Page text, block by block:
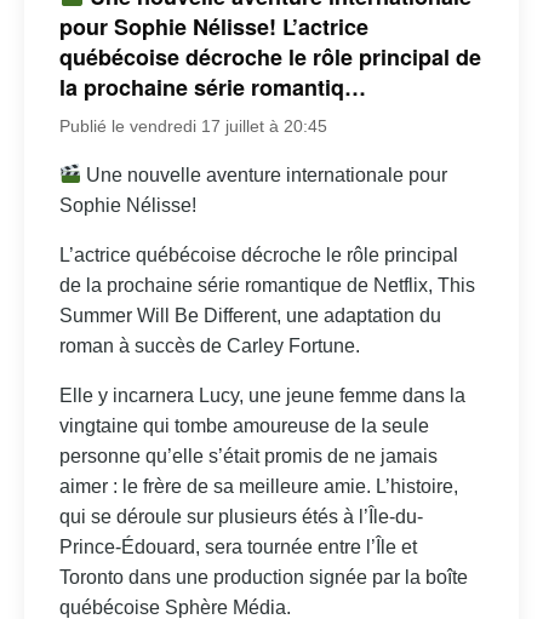
pour Sophie Nélisse! L’actrice
québécoise décroche le rôle principal de
la prochaine série romantiq…
Publié le vendredi 17 juillet à 20:45
Une nouvelle aventure internationale pour
Sophie Nélisse!
L’actrice québécoise décroche le rôle principal
de la prochaine série romantique de Netflix, This
Summer Will Be Different, une adaptation du
roman à succès de Carley Fortune.
Elle y incarnera Lucy, une jeune femme dans la
vingtaine qui tombe amoureuse de la seule
personne qu’elle s’était promis de ne jamais
aimer : le frère de sa meilleure amie. L’histoire,
qui se déroule sur plusieurs étés à l’Île-du-
Prince-Édouard, sera tournée entre l’Île et
Toronto dans une production signée par la boîte
québécoise Sphère Média.